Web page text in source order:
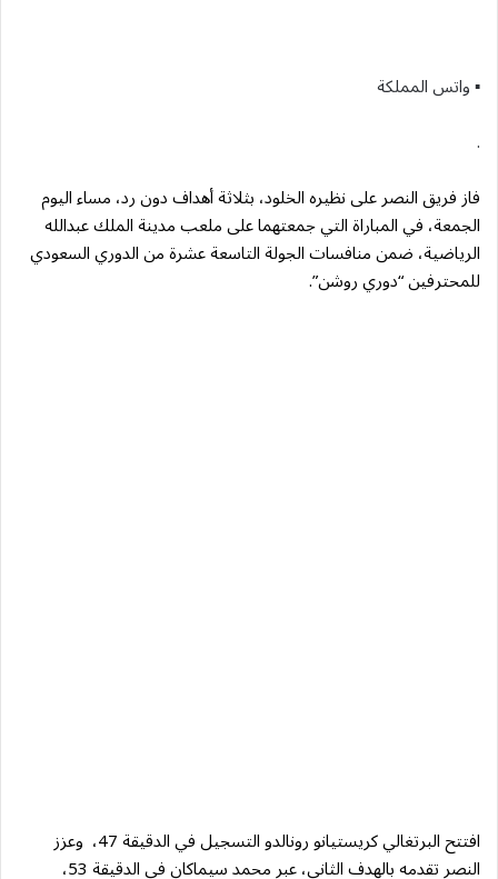
▪︎ واتس المملكة
.
فاز فريق النصر على نظيره الخلود، بثلاثة أهداف دون رد، مساء اليوم
الجمعة، في المباراة التي جمعتهما على ملعب مدينة الملك عبدالله
الرياضية، ضمن منافسات الجولة التاسعة عشرة من الدوري السعودي
للمحترفين “دوري روشن”.
افتتح البرتغالي كريستيانو رونالدو التسجيل في الدقيقة 47، وعزز
النصر تقدمه بالهدف الثاني، عبر محمد سيماكان في الدقيقة 53،